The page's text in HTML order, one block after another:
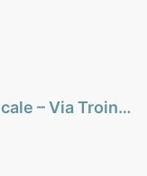
Appartamento in vendita – Trilocale – Via Troina – zona Falsomiele – Palermo